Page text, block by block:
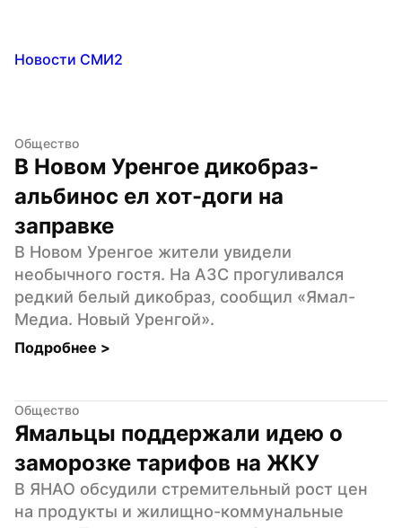
Новости СМИ2
Общество
В Новом Уренгое дикобраз-
альбинос ел хот-доги на
заправке
В Новом Уренгое жители увидели
необычного гостя. На АЗС прогуливался
редкий белый дикобраз, сообщил «Ямал-
Медиа. Новый Уренгой».
Подробнее >
Общество
Ямальцы поддержали идею о
заморозке тарифов на ЖКУ
В ЯНАО обсудили стремительный рост цен
на продукты и жилищно-коммунальные